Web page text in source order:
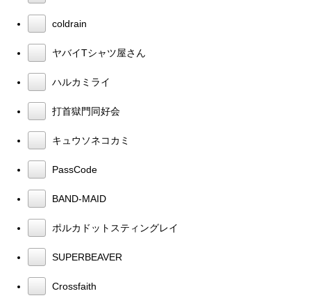
coldrain
ヤバイTシャツ屋さん
ハルカミライ
打首獄門同好会
キュウソネコカミ
PassCode
BAND-MAID
ポルカドットスティングレイ
SUPERBEAVER
Crossfaith